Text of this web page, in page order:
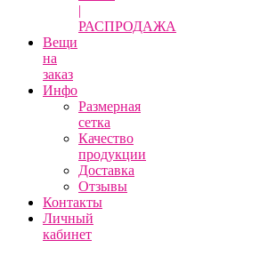
|
РАСПРОДАЖА
Вещи
на
заказ
Инфо
Размерная
сетка
Качество
продукции
Доставка
Отзывы
Контакты
Личный
кабинет